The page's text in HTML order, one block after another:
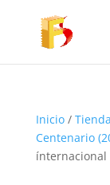
Inicio/ Tienda
Centenario
ínternacional